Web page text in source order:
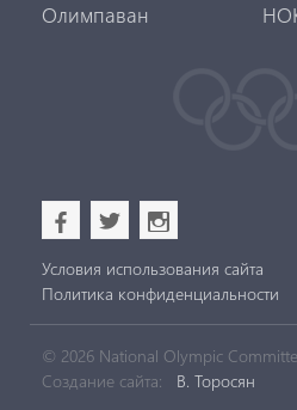
Олимпаван
b a x
Условия использования сайта
Политика конфиденциальности
© 2026 National Olympic
Создание сайта: В. Торосян